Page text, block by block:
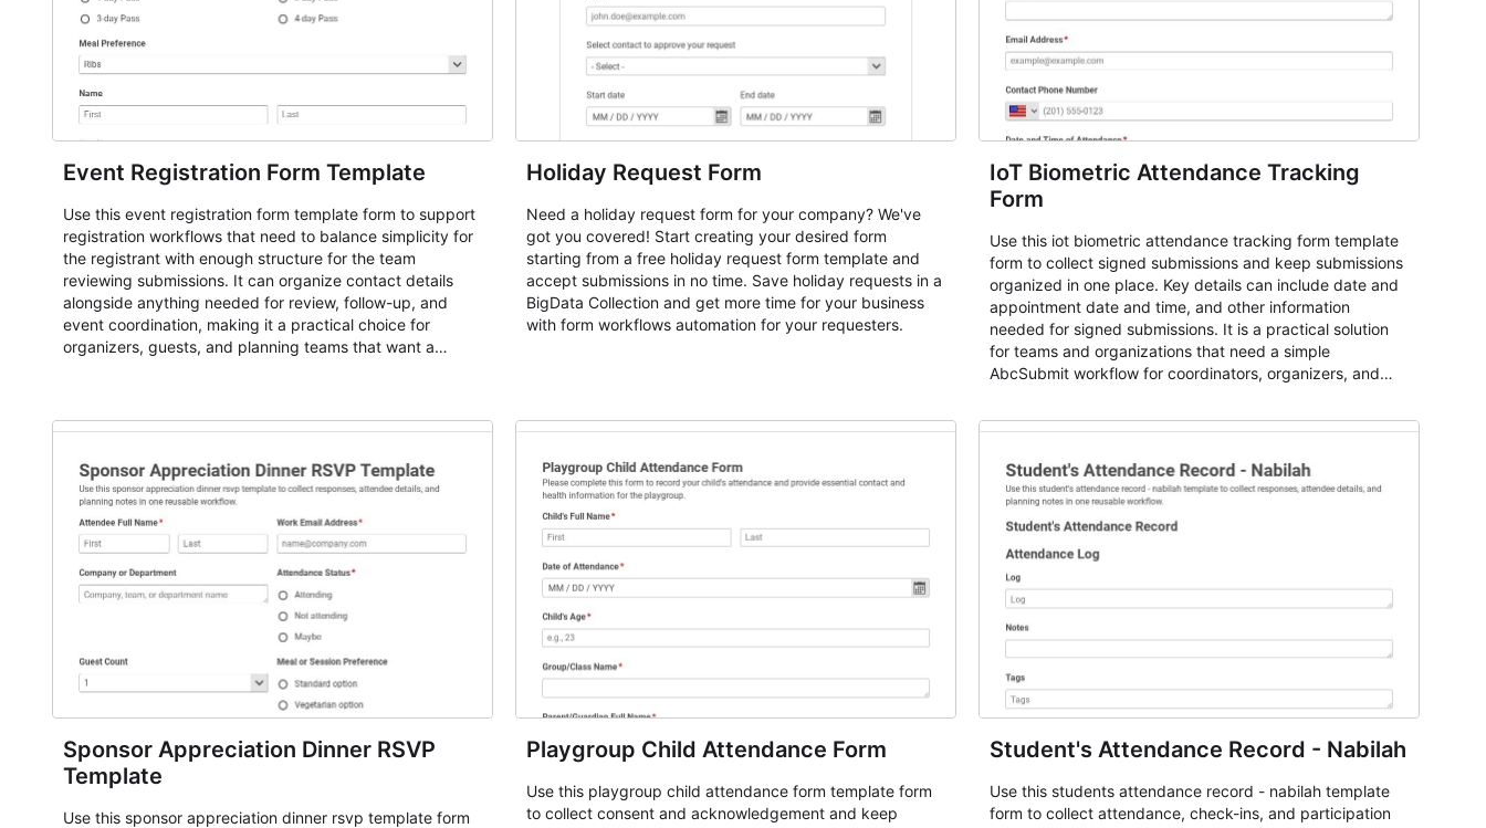
Event Registration Form Template
Use this event registration form template form to support
registration workflows that need to balance simplicity for
the registrant with enough structure for the team
reviewing submissions. It can organize contact details
alongside anything needed for review, follow-up, and
event coordination, making it a practical choice for
organizers, guests, and planning teams that want a
student enrollment, volunteer registration, business event
responses standardized so organizers can evaluate
submissions, manage next steps, and maintain cleaner
registration records over time.
Holiday Request Form
Need a holiday request form for your company? We've
got you covered! Start creating your desired form
starting from a free holiday request form template and
accept submissions in no time. Save holiday requests in a
BigData Collection and get more time for your business
with form workflows automation for your requesters.
IoT Biometric Attendance Tracking
Form
Use this iot biometric attendance tracking form template
form to collect signed submissions and keep submissions
organized in one place. Key details can include date and
appointment date and time, and other information
needed for signed submissions. It is a practical solution
for teams and organizations that need a simple
AbcSubmit workflow for coordinators, organizers, and
Sponsor Appreciation Dinner RSVP
Template
Use this sponsor appreciation dinner rsvp template form
Playgroup Child Attendance Form
Use this playgroup child attendance form template form
to collect consent and acknowledgement and keep
Student's Attendance Record - Nabilah
Use this students attendance record - nabilah template
form to collect attendance, check-ins, and participation